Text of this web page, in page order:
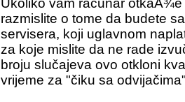
Ukoliko vam računar
razmislite o tome da budete
servisera, koji uglavnom
za koje mislite da ne rade
broju slučajeva ovo otkloni
vrijeme za "čiku sa